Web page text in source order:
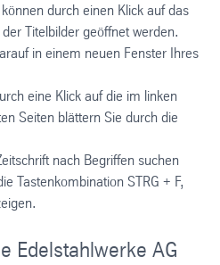
durch einen Klick auf das
Titelbilder geöffnet werden.
in einem neuen Fenster Ihres
eine Klick auf die im linken
Seiten blättern Sie durch die
nach Begriffen suchen
Tastenkombination STRG + F,
Edelstahlwerke AG